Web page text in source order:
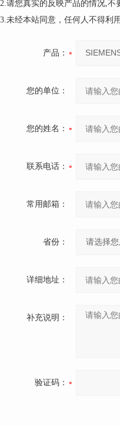
2.请您真实的反映产品的情况,
3.未经本站同意，任何人不得利
产品：
您的单位：
您的姓名：
联系电话：
常用邮箱：
省份：
详细地址：
补充说明：
验证码：